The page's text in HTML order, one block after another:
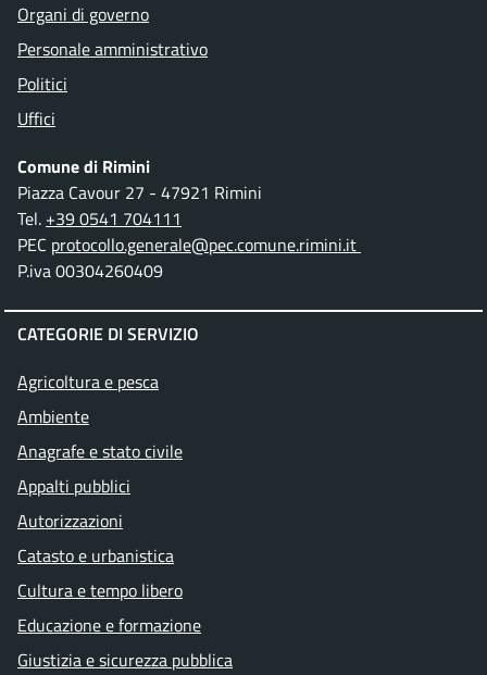
Organi di governo
Personale amministrativo
Politici
Uffici
Comune di Rimini
Piazza Cavour 27 - 47921 Rimini
Tel. +39 0541 704111
PEC protocollo.generale@pec.comune.rimini.it
P.iva 00304260409
CATEGORIE DI SERVIZIO
Agricoltura e pesca
Ambiente
Anagrafe e stato civile
Appalti pubblici
Autorizzazioni
Catasto e urbanistica
Cultura e tempo libero
Educazione e formazione
Giustizia e sicurezza pubblica